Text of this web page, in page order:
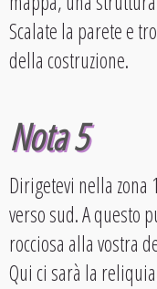
Scalate la parete e
della costruzione.
Nota 5
Dirigetevi nella zona
verso sud. A questo
rocciosa alla vostra
Qui ci sarà la